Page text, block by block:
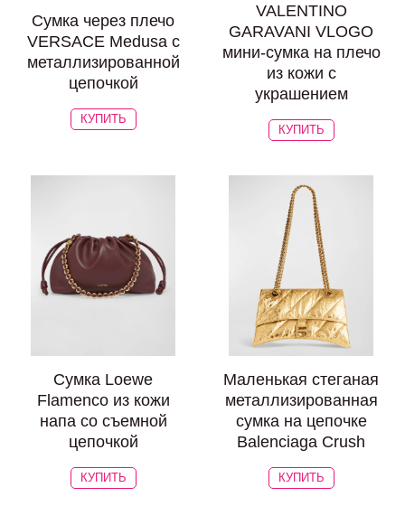
Сумка через плечо
VERSACE Medusa с
металлизированной
цепочкой
КУПИТЬ
VALENTINO
GARAVANI VLOGO
мини-сумка на плечо
из кожи с
украшением
КУПИТЬ
Сумка Loewe
Flamenco из кожи
напа со съемной
цепочкой
КУПИТЬ
Маленькая стеганая
металлизированная
сумка на цепочке
Balenciaga Crush
КУПИТЬ